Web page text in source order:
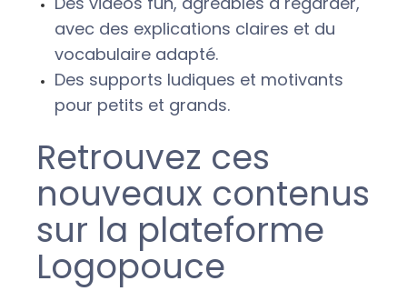
avec des explications claires et du
vocabulaire adapté.
Des supports ludiques et motivants
pour petits et grands.
Retrouvez ces
nouveaux contenus
sur la plateforme
Logopouce